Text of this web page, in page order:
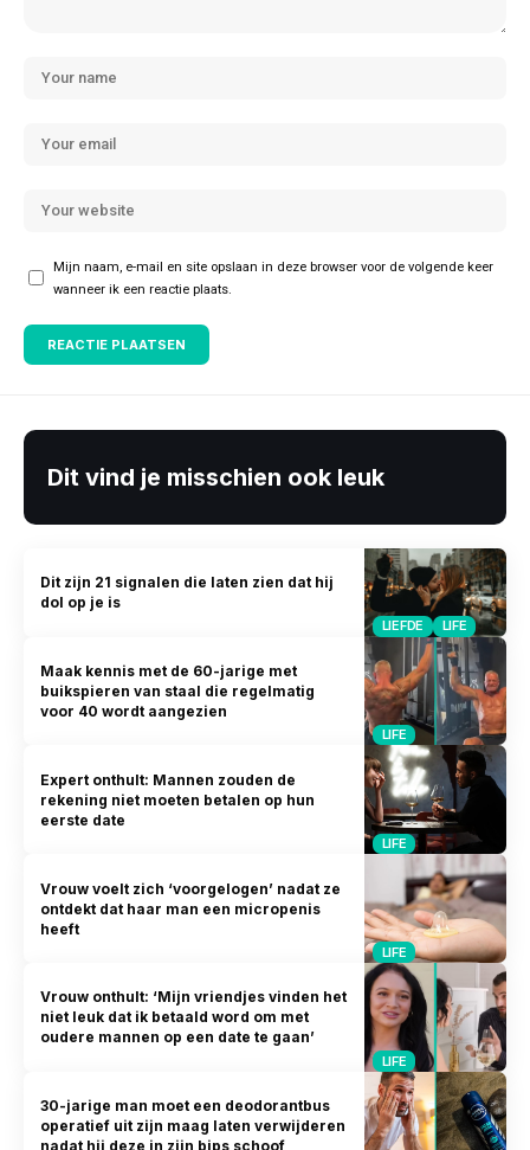
Mijn naam, e-mail en site opslaan in deze browser voor de volgende keer
wanneer ik een reactie plaats.
Dit vind je misschien ook leuk
LIEFDE LIFE
Dit zijn 21 signalen die laten zien dat hij
dol op je is
LIFE
Maak kennis met de 60-jarige met
buikspieren van staal die regelmatig
voor 40 wordt aangezien
LIFE
Expert onthult: Mannen zouden de
rekening niet moeten betalen op hun
eerste date
LIFE
Vrouw voelt zich ‘voorgelogen’ nadat ze
ontdekt dat haar man een micropenis
heeft
LIFE
Vrouw onthult: ‘Mijn vriendjes vinden het
niet leuk dat ik betaald word om met
oudere mannen op een date te gaan’
30-jarige man moet een deodorantbus
operatief uit zijn maag laten verwijderen
nadat hij deze in zijn bips schoof